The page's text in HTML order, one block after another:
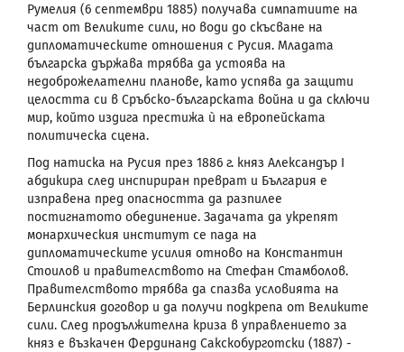
Румелия (6 септември 1885) получава симпатиите на
част от Великите сили, но води до скъсване на
дипломатическите отношения с Русия. Младата
българска държава трябва да устоява на
недоброжелателни планове, като успява да защити
целостта си в Сръбско-българската война и да сключи
мир, който издига престижа ѝ на европейската
политическа сцена.
Под натиска на Русия през 1886 г. княз Александър I
абдикира след инспириран преврат и България е
изправена пред опасността да разпилее
постигнатото обединение. Задачата да укрепят
монархическия институт се пада на
дипломатическите усилия отново на Константин
Стоилов и правителството на Стефан Стамболов.
Правителството трябва да спазва условията на
Берлинския договор и да получи подкрепа от Великите
сили. След продължителна криза в управлението за
княз е възкачен Фердинанд Сакскобурготски (1887) -